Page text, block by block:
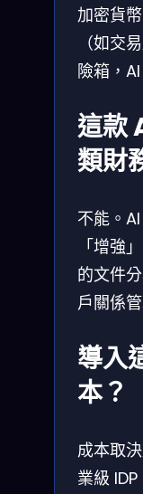
加密貨
（如交
險箱，
這款
類財
不能。
「增強
的文件
戶關係
導入
本？
成本取
業級